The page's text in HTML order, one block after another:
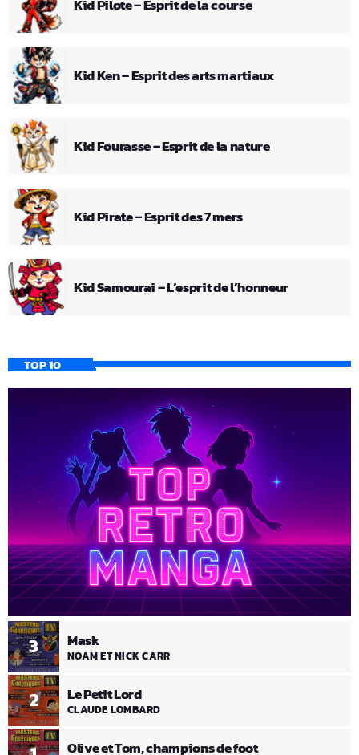
Kid Pilote – Esprit de la course
Kid Ken – Esprit des arts martiaux
Kid Fourasse – Esprit de la nature
Kid Pirate – Esprit des 7 mers
Kid Samourai – L’esprit de l’honneur
TOP 10
Olive et Tom, champions de foot
2 Le Petit Lord
CLAUDE LOMBARD
3 Mask
NOAM ET NICK CARR